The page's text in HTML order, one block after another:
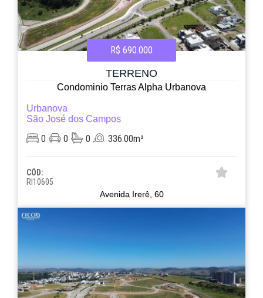
R$ 690.000
TERRENO
Condominio Terras Alpha Urbanova
Urbanova
São José dos Campos
0 0 0 336.00m²
CÓD:
RI10605
Avenida Irerê, 60